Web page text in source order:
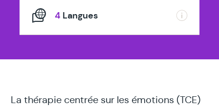
4 Langues
La thérapie centrée sur les émotions (TCE)